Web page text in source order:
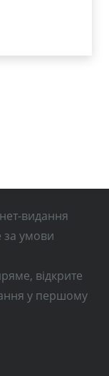
видання
за умови
відкрите
у першому